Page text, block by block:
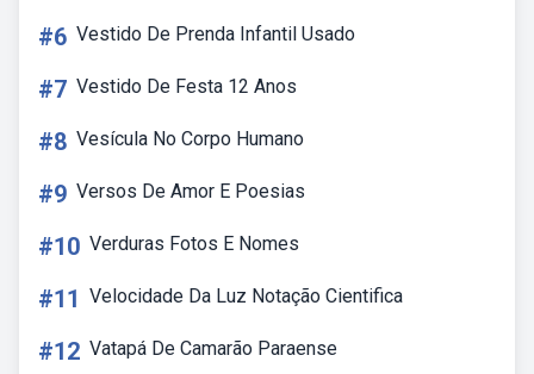
#6 Vestido De Prenda Infantil Usado
#7 Vestido De Festa 12 Anos
#8 Vesícula No Corpo Humano
#9 Versos De Amor E Poesias
#10 Verduras Fotos E Nomes
#11 Velocidade Da Luz Notação Cientifica
#12 Vatapá De Camarão Paraense